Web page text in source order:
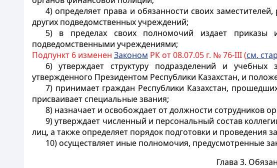
4) определяет права и обязанности своих
других подведомственных учреждений;
5) в пределах своих полномочий издает приказы
подведомственными учреждениями;
Подпункт 6 изменен Законом РК от 08.07.05 г. № 76-III (см.
6) утверждает структуру подразделений и
утвержденного Президентом Республики Казахстан, и
7) принимает граждан Республики Казахстан,
присваивает специальные звания;
8) назначает и освобождает от должности сотрудников
9) утверждает численный и персональный состав
лиц, а также определяет порядок подготовки и проведения
10) осуществляет иные полномочия, предусмотренные
Глава 3.